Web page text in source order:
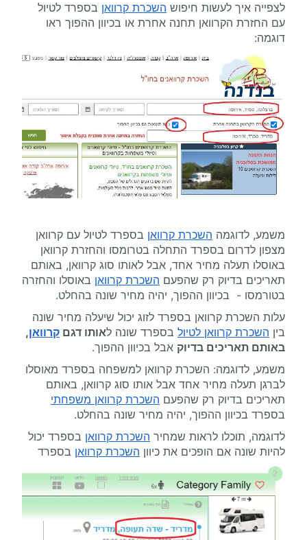
לצפייה איך לעשות חיפוש השכרת קרוואן בספרד לטיול
עם החזרת הקרוואן תחנה אחרת או בכיוון ההפוך ראו
דוגמה:
משמע, לדוגמה השכרת קרוואן בספרד לטיול עם קרוואן
מצפון לדרום בספרד התחלה בטרומסו והחזרת קרוואן
באוסלו תעלה מחיר אחד, אבל לאותו סוג קרוואן, באותם
תאריכים בדיוק רק שהפעם השכרת קרוואן באוסלו והחזרה
בטורמסו - בכיוון ההפוך, יהיה מחיר שונה בהחלט.
עלות השכרת קרוואן בספרד לזוג יכול שיעלה מחיר שונה
בין השכרת קרוואן לטיול בספרד שונה לאותו דגם קרוואן,
באותם תאריכים בדיוק אבל בכיוון ההפוך.
משמע, לדוגמה: השכרת קרוואן למשפחה בספרד מאוסלו
לברגן תעלה מחיר אחד אבל אותו סוג קרוואן, באותם
תאריכים בדיוק רק שהפעם השכרת קרוואן משפחתי
בספרד בכיוון ההפוך, יהיה מחיר שונה בהחלט.
לדוגמה, תוכלו לראות שמחיר השכרת קרוואן בספרד יכול
להיות שונה אם הופכים את כיוון השכרת קרוואן בספרד